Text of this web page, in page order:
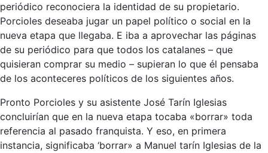
periódico reconociera la identidad de su propietario.
Porcioles deseaba jugar un papel político o social en la
nueva etapa que llegaba. E iba a aprovechar las páginas
de su periódico para que todos los catalanes – que
quisieran comprar su medio – supieran lo que él pensaba
de los aconteceres políticos de los siguientes años.
Pronto Porcioles y su asistente José Tarín Iglesias
concluirían que en la nueva etapa tocaba «borrar» toda
referencia al pasado franquista. Y eso, en primera
instancia, significaba ‘borrar» a Manuel tarín Iglesias de la